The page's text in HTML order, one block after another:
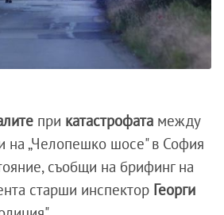
при катастрофата между
на „Челопешко шосе" в София
съобщи на брифинг на
старши инспектор Георги